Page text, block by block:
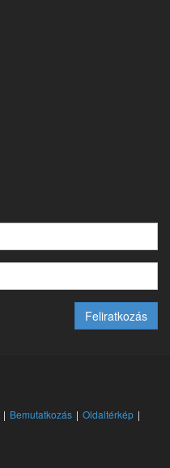
Feliratkozás
Bemutatkozás Oldaltérkép